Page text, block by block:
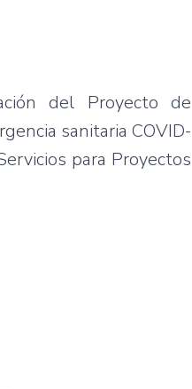
del Proyecto de
sanitaria COVID-
para Proyectos